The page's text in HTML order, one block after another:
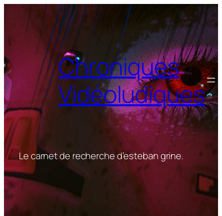
Chroniques
Vidéoludiques
Le carnet de recherche d’esteban grine.